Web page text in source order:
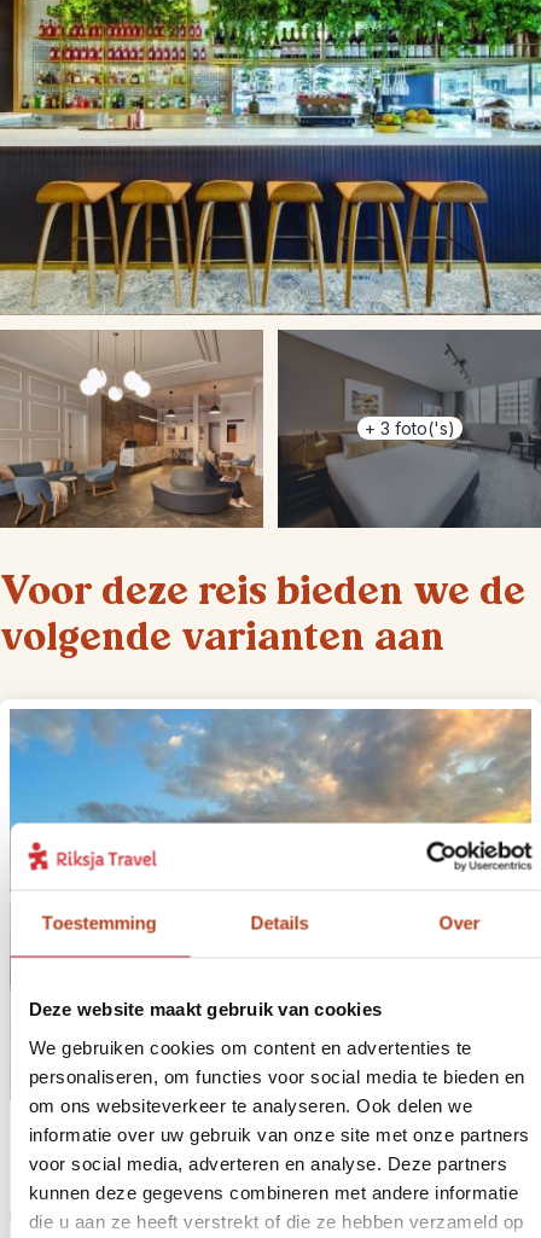
Toestemming Details Over
Deze website maakt gebruik van cookies
We gebruiken cookies om content en advertenties te
personaliseren, om functies voor social media te bieden en
om ons websiteverkeer te analyseren. Ook delen we
informatie over uw gebruik van onze site met onze partners
voor social media, adverteren en analyse. Deze partners
kunnen deze gegevens combineren met andere informatie
die u aan ze heeft verstrekt of die ze hebben verzameld op
+ 3 foto('s)
Voor deze reis bieden we de
volgende varianten aan
1 Extra activiteit